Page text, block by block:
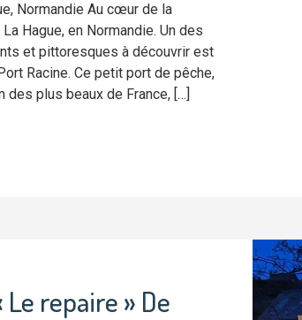
Normandie Au cœur de la
Hague, en Normandie. Un des
et pittoresques à découvrir est
Racine. Ce petit port de pêche,
des plus beaux de France, […]
Le repaire » De